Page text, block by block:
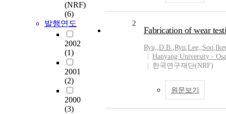
(NRF)
(6)
발행연도
2002
(1)
2001
(2)
2000
(3)
2
Fabrication of wear
Ryu,,D.B.,Ryu,Lee,,Soo,
Hanyang University -
한국연구재단(NRF)
원문보기